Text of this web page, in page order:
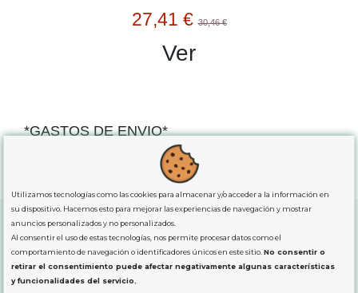
27,41 €30,46 €
Ver
*GASTOS DE ENVIO*
para comprassuperiores a 80€
exclusiva para la peninsula.
SOBRE NOSOTROS
Utilizamos tecnologías como las cookies para almacenar y/o acceder a la información en
su dispositivo. Hacemos esto para mejorar las experiencias de navegación y mostrar
anuncios personalizados y no personalizados.
Al consentir el uso de estas tecnologías, nos permite procesar datos como el
comportamiento de navegación o identificadores únicos en este sitio.No consentir o
retirar el consentimiento puede afectar negativamente algunas características
y funcionalidades del servicio.